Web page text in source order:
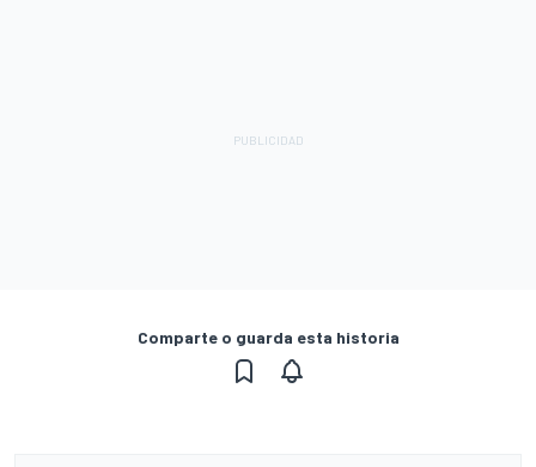
Comparte o guarda esta historia